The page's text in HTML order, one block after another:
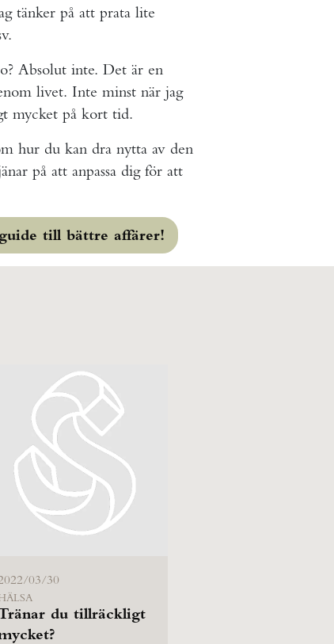
tänker på att prata lite
Absolut inte. Det är en
livet. Inte minst när jag
mycket på kort tid.
hur du kan dra nytta av den
på att anpassa dig för att
till bättre affärer!
03/30
du tillräckligt